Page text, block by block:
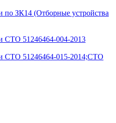
по ЗК14 (Отборные устройства
СТО 51246464-004-2013
СТО 51246464-015-2014;СТО